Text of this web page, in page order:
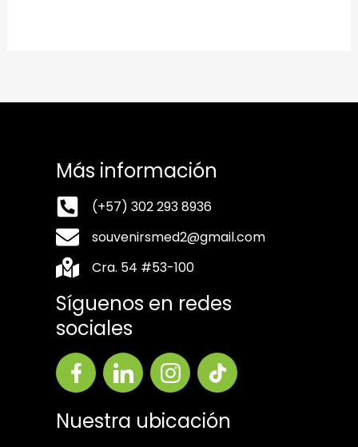
Más información
(+57) 302 293 8936
souvenirsmed2@gmail.com
Cra. 54 #53-100
Síguenos en redes
sociales
Nuestra ubicación